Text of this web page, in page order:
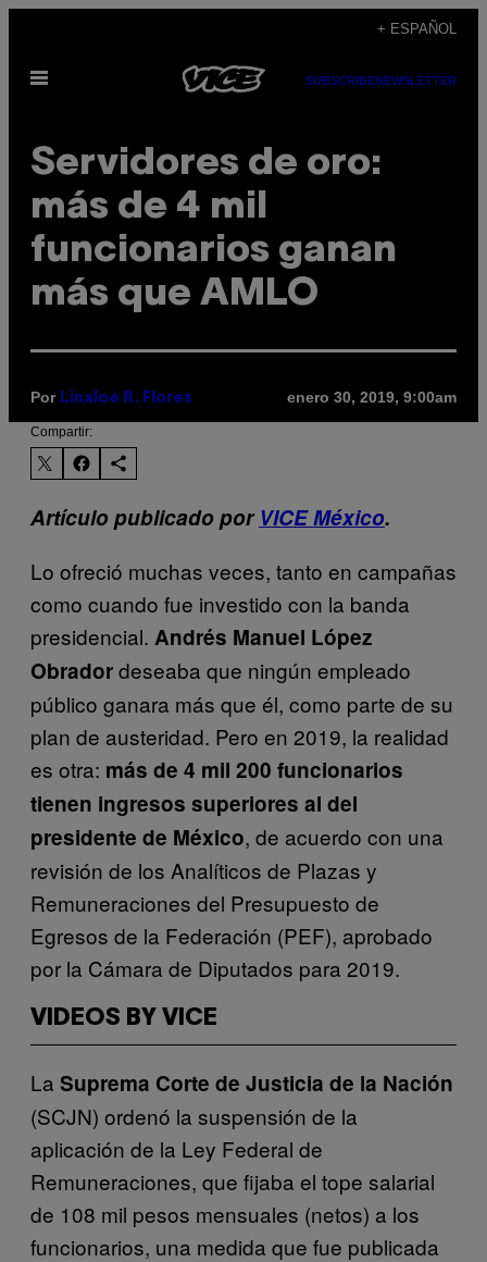
contenido
+ ESPAÑOL
Abrir
SUBSCRIBENEWSLETTER
Servidores de oro:
más de 4 mil
funcionarios ganan
más que AMLO
Por Linaloe R. Flores enero 30, 2019, 9:00am
Compartir:
Artículo publicado porVICE México.
Lo ofreció muchas veces, tanto en campañas
como cuando fue investido con la banda
presidencial. Andrés Manuel López
Obradordeseaba que ningún empleado
público ganara más que él, como parte de su
plan de austeridad. Pero en 2019, la realidad
es otra: más de 4 mil 200 funcionarios
tienen ingresos superiores al del
presidente de México, de acuerdo con una
revisión de los Analíticos de Plazas y
Remuneraciones del Presupuesto de
Egresos de la Federación (PEF), aprobado
por la Cámara de Diputados para 2019.
VIDEOS BY VICE
La Suprema Corte de Justicia de la Nación
(SCJN) ordenó la suspensión de la
aplicación de la Ley Federal de
Remuneraciones, que fijaba el tope salarial
de 108 mil pesos mensuales (netos) a los
funcionarios, una medida que fue publicada